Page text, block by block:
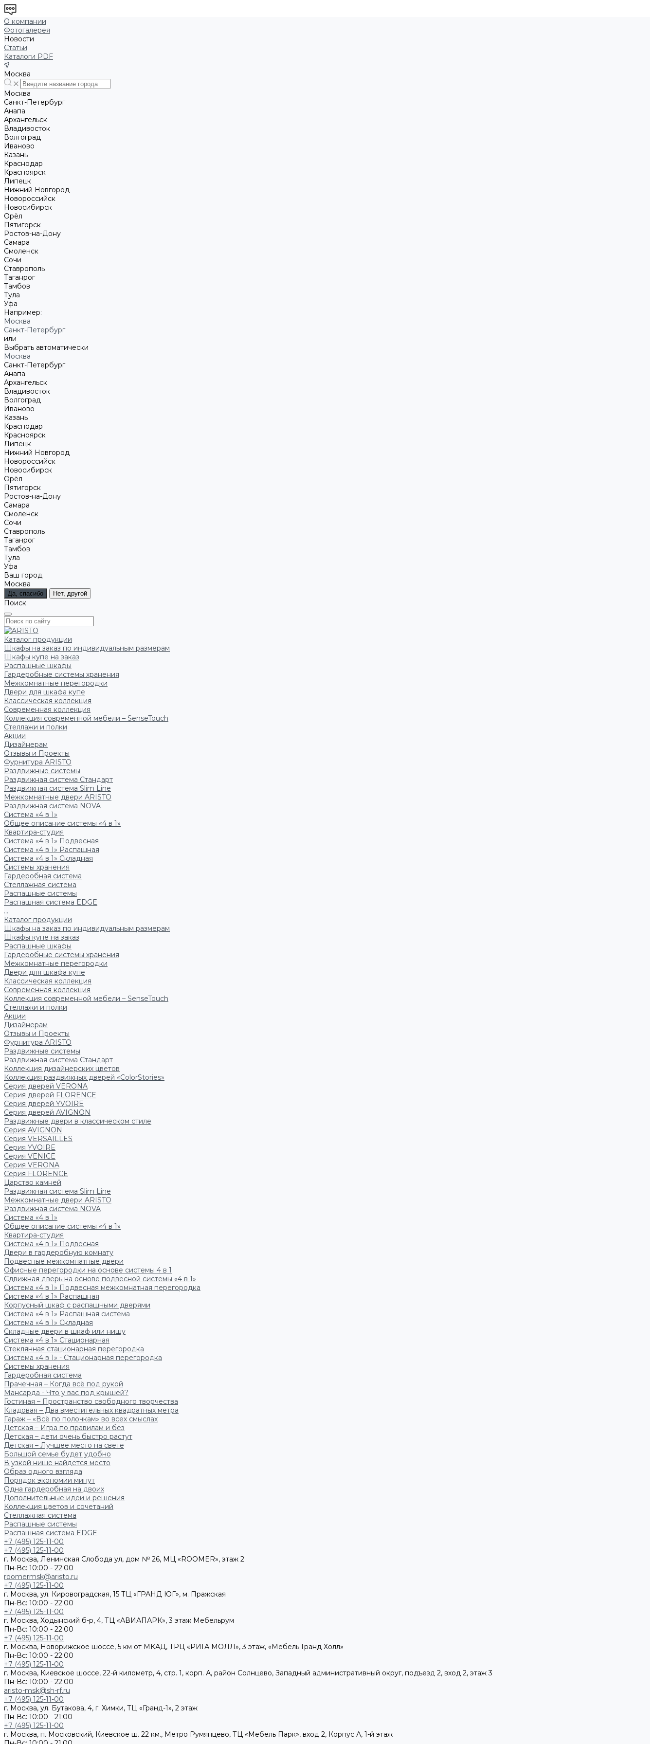
О компании
Фотогалерея
Новости
Статьи
Каталоги PDF
Москва
Москва
Санкт-Петербург
Анапа
Архангельск
Владивосток
Волгоград
Иваново
Казань
Краснодар
Красноярск
Липецк
Нижний Новгород
Новороссийск
Новосибирск
Орёл
Пятигорск
Ростов-на-Дону
Самара
Смоленск
Сочи
Ставрополь
Таганрог
Тамбов
Тула
Уфа
Например:
Москва
Санкт-Петербург
или
Выбрать автоматически
Москва
Санкт-Петербург
Анапа
Архангельск
Владивосток
Волгоград
Иваново
Казань
Краснодар
Красноярск
Липецк
Нижний Новгород
Новороссийск
Новосибирск
Орёл
Пятигорск
Ростов-на-Дону
Самара
Смоленск
Сочи
Ставрополь
Таганрог
Тамбов
Тула
Уфа
Ваш город
Москва
Да, спасибо Нет, другой
Поиск
Каталог продукции
Шкафы на заказ по индивидуальным размерам
Шкафы купе на заказ
Распашные шкафы
Гардеробные системы хранения
Межкомнатные перегородки
Двери для шкафа купе
Классическая коллекция
Современная коллекция
Коллекция современной мебели – SenseTouch
Стеллажи и полки
Акции
Дизайнерам
Отзывы и Проекты
Фурнитура ARISTO
Раздвижные системы
Раздвижная система Стандарт
Раздвижная система Slim Line
Межкомнатные двери ARISTO
Раздвижная система NOVA
Система «4 в 1»
Общее описание системы «4 в 1»
Квартира-студия
Система «4 в 1» Подвесная
Система «4 в 1» Распашная
Система «4 в 1» Складная
Системы хранения
Гардеробная система
Стеллажная система
Распашные системы
Распашная система EDGE
...
Каталог продукции
Шкафы на заказ по индивидуальным размерам
Шкафы купе на заказ
Распашные шкафы
Гардеробные системы хранения
Межкомнатные перегородки
Двери для шкафа купе
Классическая коллекция
Современная коллекция
Коллекция современной мебели – SenseTouch
Стеллажи и полки
Акции
Дизайнерам
Отзывы и Проекты
Фурнитура ARISTO
Раздвижные системы
Раздвижная система Стандарт
Коллекция дизайнерских цветов
Коллекция раздвижных дверей «ColorStories»
Серия дверей VERONA
Серия дверей FLORENCE
Серия дверей YVOIRE
Серия дверей AVIGNON
Раздвижные двери в классическом стиле
Серия AVIGNON
Серия VERSAILLES
Серия YVOIRE
Серия VENICE
Серия VERONA
Серия FLORENCE
Царство камней
Раздвижная система Slim Line
Межкомнатные двери ARISTO
Раздвижная система NOVA
Система «4 в 1»
Общее описание системы «4 в 1»
Квартира-студия
Система «4 в 1» Подвесная
Двери в гардеробную комнату
Подвесные межкомнатные двери
Офисные перегородки на основе системы 4 в 1
Сдвижная дверь на основе подвесной системы «4 в 1»
Система «4 в 1» Подвесная межкомнатная перегородка
Система «4 в 1» Распашная
Корпусный шкаф с распашными дверями
Система «4 в 1» Распашная система
Система «4 в 1» Складная
Складные двери в шкаф или нишу
Система «4 в 1» Стационарная
Стеклянная стационарная перегородка
Система «4 в 1» - Стационарная перегородка
Системы хранения
Гардеробная система
Прачечная – Когда всё под рукой
Мансарда - Что у вас под крышей?
Гостиная – Пространство свободного творчества
Кладовая – Два вместительных квадратных метра
Гараж – «Всё по полочкам» во всех смыслах
Детская – Игра по правилам и без
Детская – дети очень быстро растут
Детская – Лучшее место на свете
Большой семье будет удобно
В узкой нише найдется место
Образ одного взгляда
Порядок экономии минут
Одна гардеробная на двоих
Дополнительные идеи и решения
Коллекция цветов и сочетаний
Стеллажная система
Распашные системы
Распашная система EDGE
+7 (495) 125-11-00
+7 (495) 125-11-00
г. Москва, Ленинская Слобода ул, дом № 26, МЦ «ROOMER», этаж 2
Пн-Вс: 10:00 - 22:00
roomermsk@aristo.ru
+7 (495) 125-11-00
г. Москва, ул. Кировоградская, 15 ТЦ «ГРАНД ЮГ», м. Пражская
Пн-Вс: 10:00 - 22:00
+7 (495) 125-11-00
г. Москва, Ходынский б-р, 4, ТЦ «АВИАПАРК», 3 этаж Мебельрум
Пн-Вс: 10:00 - 22:00
+7 (495) 125-11-00
г. Москва, Новорижское шоссе, 5 км от МКАД, ТРЦ «РИГА МОЛЛ», 3 этаж, «Мебель Гранд Холл»
Пн-Вс: 10:00 - 22:00
+7 (495) 125-11-00
г. Москва, Киевское шоссе, 22-й километр, 4, стр. 1, корп. А, район Солнцево, Западный административный округ, подъезд 2, вход 2, этаж 3
Пн-Вс: 10:00 - 22:00
aristo-msk@sh-rf.ru
+7 (495) 125-11-00
г. Москва, ул. Бутакова, 4, г. Химки, ТЦ «Гранд-1», 2 этаж
Пн-Вс: 10:00 - 21:00
+7 (495) 125-11-00
г. Москва, п. Московский, Киевское ш. 22 км., Метро Румянцево, ТЦ «Мебель Парк», вход 2, Корпус А, 1-й этаж